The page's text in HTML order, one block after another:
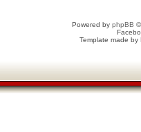
Powered by phpBB
Template made by